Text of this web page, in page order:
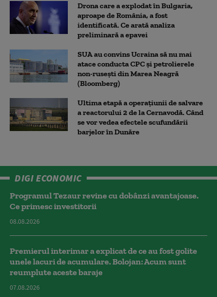
Drona care a explodat în Bulgaria,
aproape de România, a fost
identificată. Ce arată analiza
preliminară a epavei
SUA au convins Ucraina să nu mai
atace conducta CPC şi petrolierele
non-ruseşti din Marea Neagră
(Bloomberg)
Ultima etapă a operațiunii de salvare
a reactorului 2 de la Cernavodă. Când
se vor vedea efectele scufundării
barjelor în Dunăre
DIGI ECONOMIC
Programul Tezaur revine cu dobânzi avantajoase.
Ce primesc investitorii
08.08.2026
Premierul interimar a explicat de ce au fost golite
unele lacuri de acumulare. Bolojan: Acum sunt
reumplute aceste baraje
07.08.2026